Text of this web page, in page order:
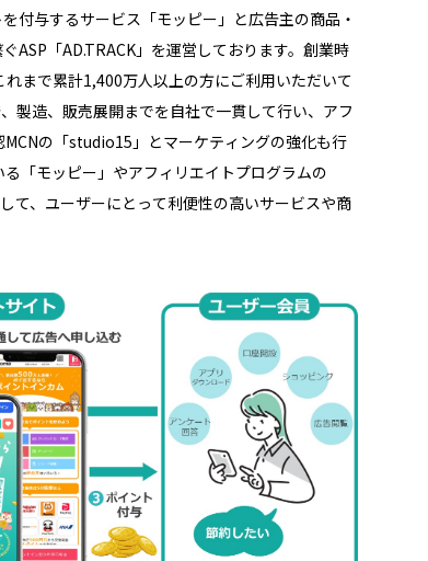
付与するサービス「モッピー」と広告主の商品・
ASP「AD.TRACK」を運営しております。創業時
製造、販売展開までを自社で一貫して行い、アフ
の「studio15」とマーケティングの強化も行
て、ユーザーにとって利便性の高いサービスや商